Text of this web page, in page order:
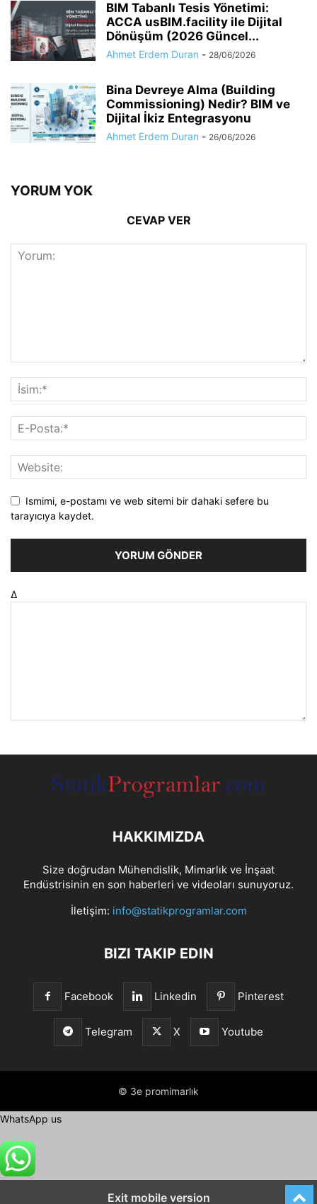
BIM Tabanlı Tesis Yönetimi:
ACCA usBIM.facility ile Dijital
Dönüşüm (2026 Güncel...
Ahmet Erdem Duran - 28/06/2026
Bina Devreye Alma (Building
Commissioning) Nedir? BIM ve
Dijital İkiz Entegrasyonu
Ahmet Erdem Duran - 26/06/2026
YORUM YOK
CEVAP VER
Ismimi, e-postamı ve web sitemi bir dahaki sefere bu
tarayıcıya kaydet.
Δ
HAKKIMIZDA
Size doğrudan Mühendislik, Mimarlık ve İnşaat
Endüstrisinin en son haberleri ve videoları sunuyoruz.
İletişim: info@statikprogramlar.com
BIZI TAKIP EDIN
Facebook Linkedin Pinterest
Telegram X Youtube
© 3e promimarlık
WhatsApp us
Exit mobile version